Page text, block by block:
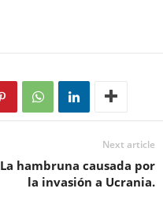
Next article
La hambruna causada por
la invasión a Ucrania.